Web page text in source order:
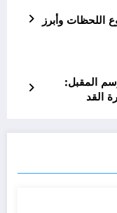
اللحظات وأبرز
المقبل:
القد